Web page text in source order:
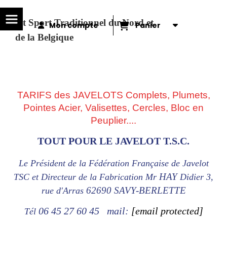
et Sport Traditionnel du Nord et
de la Belgique
Mon compte Panier
TARIFS des JAVELOTS Complets, Plumets,
Pointes Acier, Valisettes, Cercles, Bloc en
Peuplier....
TOUT POUR LE JAVELOT T.S.C.
Le Président de la Fédération Française de Javelot
TSC et Directeur de la Fabrication Mr HAYDidier 3,
rue d'Arras 62690 SAVY-BERLETTE
Tél 06 45 27 60 45 mail: [email protected]